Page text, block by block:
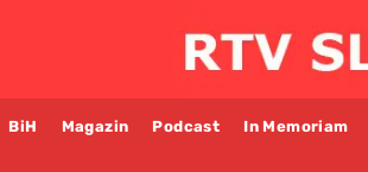
BiH Magazin Podcast In Memoriam